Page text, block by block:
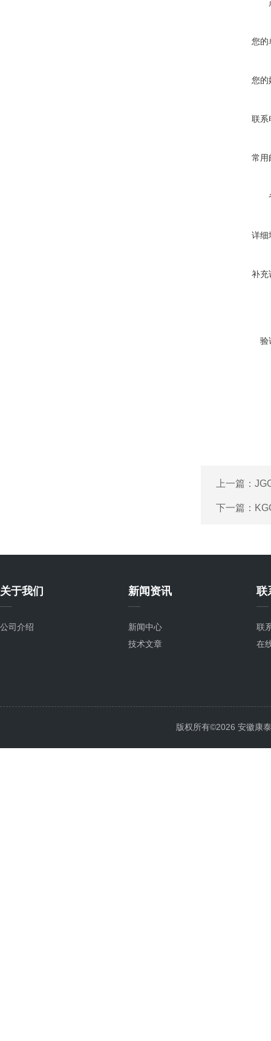
您的
您的
联系
常用
详细
补充
验
上一篇：
下一篇：
关于我们
公司介绍
新闻资讯
新闻中心
技术文章
联
联
在
版权所有©2026 安徽康